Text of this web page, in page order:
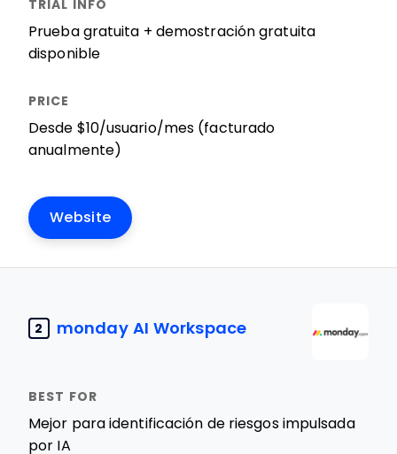
Prueba gratuita + demostración gratuita
disponible
Desde $10/usuario/mes (facturado
anualmente)
Website
2 monday AI Workspace
Mejor para identificación de riesgos impulsada
por IA